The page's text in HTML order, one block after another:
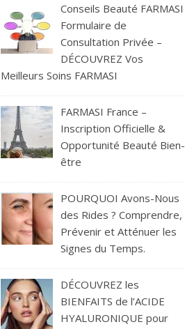
Conseils Beauté FARMASI
Formulaire de
Consultation Privée –
DÉCOUVREZ Vos
Meilleurs Soins FARMASI
FARMASI France –
Inscription Officielle &
Opportunité Beauté Bien-
être
POURQUOI Avons-Nous
des Rides ? Comprendre,
Prévenir et Atténuer les
Signes du Temps.
DÉCOUVREZ les
BIENFAITS de l’ACIDE
HYALURONIQUE pour